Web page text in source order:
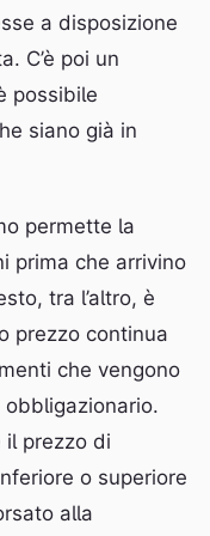
a disposizione
C’è poi un
possibile
siano già in
permette la
prima che arrivino
tra l’altro, è
prezzo continua
che vengono
obbligazionario.
il prezzo di
o superiore
alla